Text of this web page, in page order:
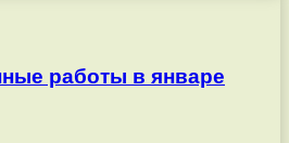
работы в январе